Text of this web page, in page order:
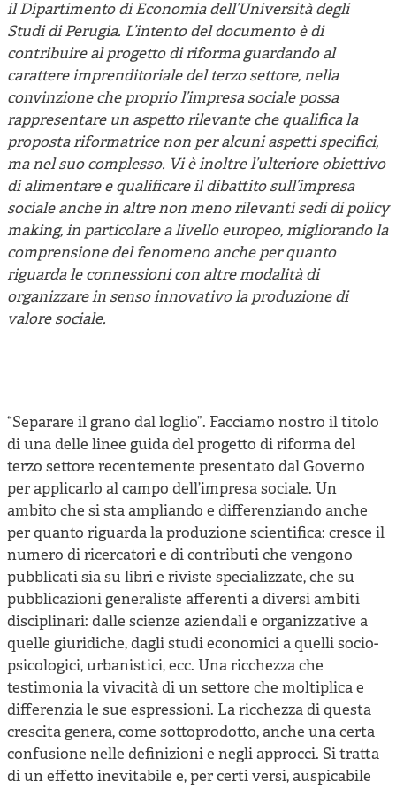
il Dipartimento di Economia dell’Università degli
Studi di Perugia. L’intento del documento è di
contribuire al progetto di riforma guardando al
carattere imprenditoriale del terzo settore, nella
convinzione che proprio l’impresa sociale possa
rappresentare un aspetto rilevante che qualifica la
proposta riformatrice non per alcuni aspetti specifici,
ma nel suo complesso. Vi è inoltre l’ulteriore obiettivo
di alimentare e qualificare il dibattito sull’impresa
sociale anche in altre non meno rilevanti sedi di policy
making, in particolare a livello europeo, migliorando la
comprensione del fenomeno anche per quanto
riguarda le connessioni con altre modalità di
organizzare in senso innovativo la produzione di
valore sociale.
“Separare il grano dal loglio”. Facciamo nostro il titolo
di una delle linee guida del progetto di riforma del
terzo settore recentemente presentato dal Governo
per applicarlo al campo dell’impresa sociale. Un
ambito che si sta ampliando e differenziando anche
per quanto riguarda la produzione scientifica: cresce il
numero di ricercatori e di contributi che vengono
pubblicati sia su libri e riviste specializzate, che su
pubblicazioni generaliste afferenti a diversi ambiti
disciplinari: dalle scienze aziendali e organizzative a
quelle giuridiche, dagli studi economici a quelli socio-
psicologici, urbanistici, ecc. Una ricchezza che
testimonia la vivacità di un settore che moltiplica e
differenzia le sue espressioni. La ricchezza di questa
crescita genera, come sottoprodotto, anche una certa
confusione nelle definizioni e negli approcci. Si tratta
di un effetto inevitabile e, per certi versi, auspicabile